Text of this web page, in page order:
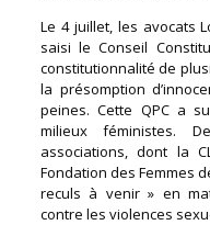
Le 4 juillet, les avocats
saisi le Conseil
constitutionnalité de
la présomption
peines. Cette QPC a
milieux féministes.
associations, dont la
Fondation des Femmes
reculs à venir » en
contre les violences